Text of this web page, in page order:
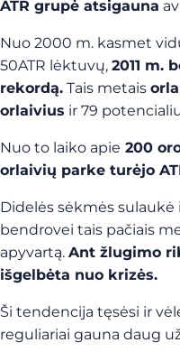
ATR grupė atsigauna
Nuo 2000 m. kasmet
50ATR lėktuvų, 2011 m.
rekordą. Tais metais
orlaivius ir 79
Nuo to laiko apie 200
orlaivių parke turėjo
Didelės sėkmės sulaukė
bendrovei tais pačiais
apyvartą. Ant žlugimo
išgelbėta nuo krizės.
Ši tendencija tęsėsi ir
reguliariai gauna daug